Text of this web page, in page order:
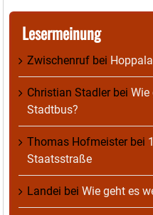
Lesermeinung
Zwischenruf bei
Christian Stadlerbei Wie
Stadtbus?
Thomas Hofmeisterbei
Staatsstraße
Landei bei Wie geht es